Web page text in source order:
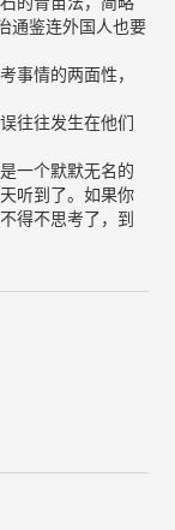
通鉴连外国人也要
事情的两面性，
往往发生在他们
一个默默无名的
听到了。如果你
得不思考了，到